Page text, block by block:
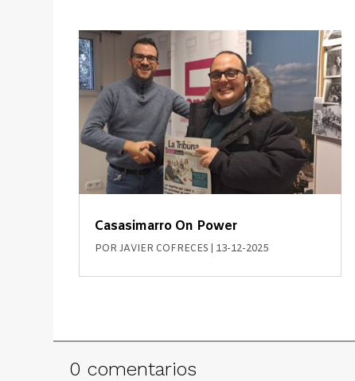
Casasimarro On Power
PORJAVIER COFRECES 13-12-2025
0 comentarios